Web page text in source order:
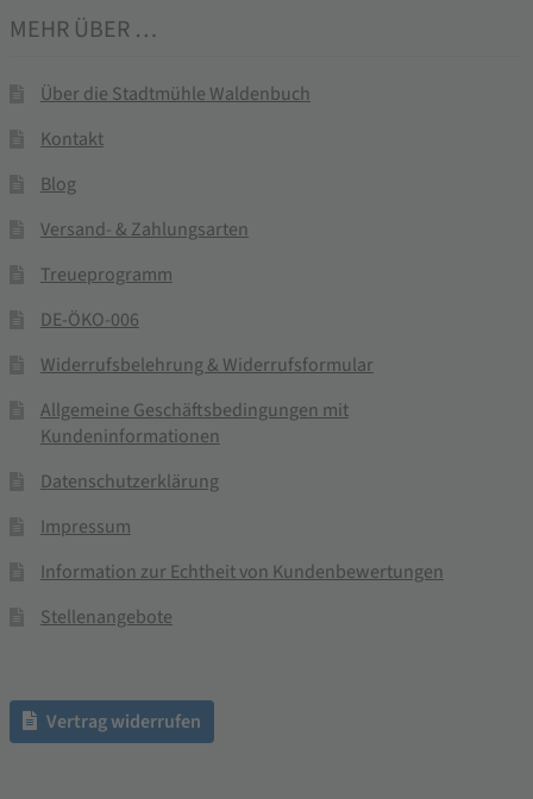
MEHR ÜBER …
Über die Stadtmühle Waldenbuch
Kontakt
Blog
Versand- & Zahlungsarten
Treueprogramm
DE-ÖKO-006
Widerrufsbelehrung & Widerrufsformular
Allgemeine Geschäftsbedingungen mit
Kundeninformationen
Datenschutzerklärung
Impressum
Information zur Echtheit von Kundenbewertungen
Stellenangebote
Vertrag widerrufen